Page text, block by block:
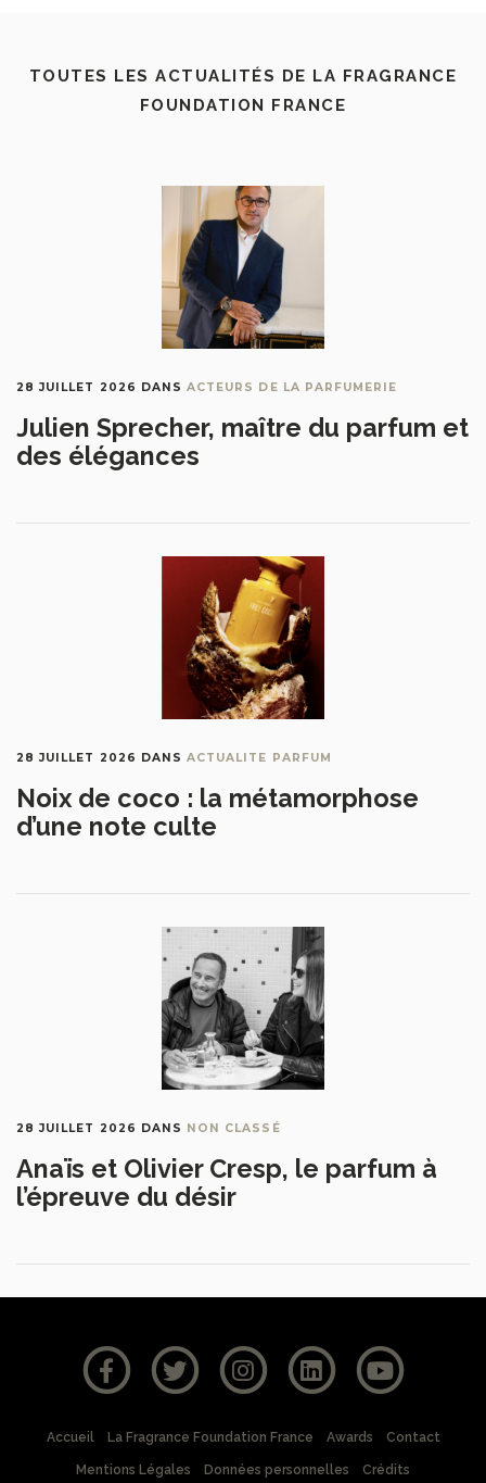
TOUTES LES ACTUALITÉS DE LA FRAGRANCE
FOUNDATION FRANCE
28 JUILLET 2026 DANSACTEURS DE LA PARFUMERIE
Julien Sprecher, maître du parfum et
des élégances
28 JUILLET 2026 DANSACTUALITE PARFUM
Noix de coco : la métamorphose
d’une note culte
28 JUILLET 2026 DANS NON CLASSÉ
Anaïs et Olivier Cresp, le parfum à
l’épreuve du désir
Accueil La Fragrance Foundation France Awards Contact
Mentions Légales Données personnelles Crédits